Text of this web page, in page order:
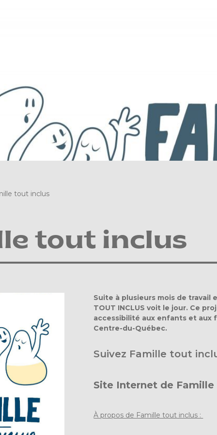
tout inclus
tout inclus
Suite à plusieurs mois de travail
TOUT INCLUS voit le jour. Ce
accessibilité aux enfants et aux
Centre-du-Québec.
Suivez Famille tout
Site Internet de
À propos de Famille tout inclus :